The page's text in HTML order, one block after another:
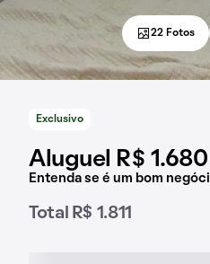
Exclusivo
Aluguel R$ 1.680
Entenda se é um bom
Total R$ 1.811
22 Fotos